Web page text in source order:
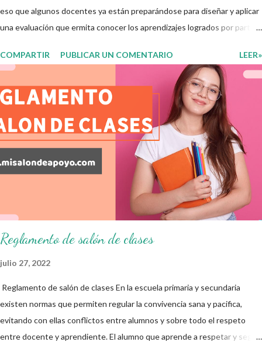
eso que algunos docentes ya están preparándose para diseñar y aplicar
una evaluación que ermita conocer los aprendizajes logrados por parte
para evaluar las diferentes asignaturas que sus alumnos cursaron
durante este ciclo escolar, permitiendo obtener un mayor panorama de
los aprendizajes claves que sus nuevos aprendientes ya lograron
alcanzar y de aquellos que aun necesitan consolidar. Esto con la
finalidad de que elaboramos un plan de intervención adecuado para
atender las necesidades que nuestro grupo requiera de acuerdo a los
resultados del examen trimestral que apliquemos. Sin mas que decir les
damos las gracias para seguir apoyándonos en este nuevo blog
educativo y gracias por su preferencia. Recuerden que todo material
COMPARTIR PUBLICAR UN COMENTARIO LEER»
Reglamento de salón de clases
julio 27, 2022
Reglamento de salón de clases En la escuela primaria y secundaria
existen normas que permiten regular la convivencia sana y pacifica,
evitando con ellas conflictos entre alumnos y sobre todo el respeto
entre docente y aprendiente. El alumno que aprende a respetar y seguir